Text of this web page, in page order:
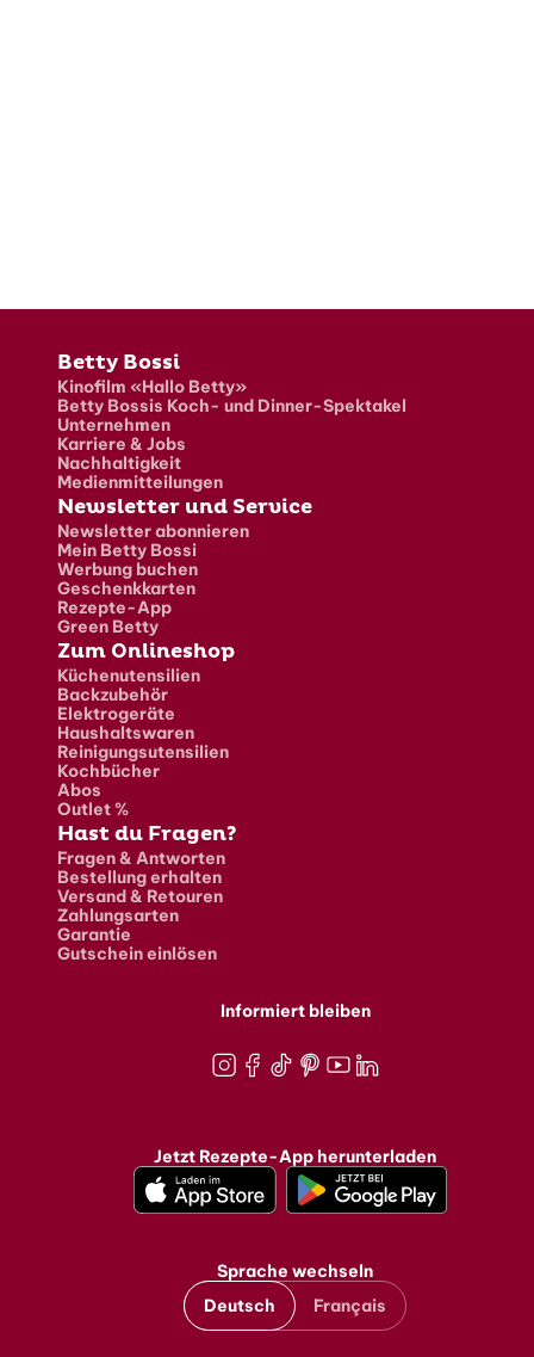
Fusszeile
Betty Bossi
Kinofilm «Hallo Betty»
Betty Bossis Koch- und Dinner-Spektakel
Unternehmen
Karriere & Jobs
Nachhaltigkeit
Medienmitteilungen
Newsletter und Service
Newsletter abonnieren
Mein Betty Bossi
Werbung buchen
Geschenkkarten
Rezepte-App
Green Betty
Zum Onlineshop
Küchenutensilien
Backzubehör
Elektrogeräte
Haushaltswaren
Reinigungsutensilien
Kochbücher
Abos
Outlet %
Hast du Fragen?
Fragen & Antworten
Bestellung erhalten
Versand & Retouren
Zahlungsarten
Garantie
Gutschein einlösen
Informiert bleiben
Jetzt Rezepte-App herunterladen
Sprache wechseln
Deutsch
Français